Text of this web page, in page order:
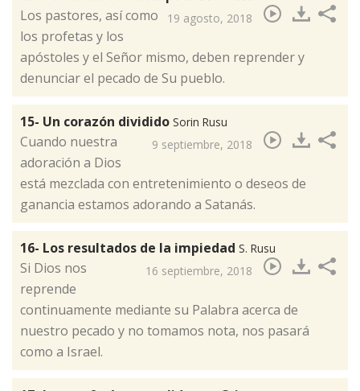
19 agosto, 2018
Los pastores, así como
los profetas y los
apóstoles y el Señor mismo, deben reprender y
denunciar el pecado de Su pueblo.
15- Un corazón dividido Sorin Rusu
9 septiembre, 2018
​Cuando nuestra
adoración a Dios
está mezclada con entretenimiento o deseos de
ganancia estamos adorando a Satanás.
16- Los resultados de la impiedad S. Rusu
16 septiembre, 2018
Si Dios nos
reprende
continuamente mediante su Palabra acerca de
nuestro pecado y no tomamos nota, nos pasará
como a Israel.